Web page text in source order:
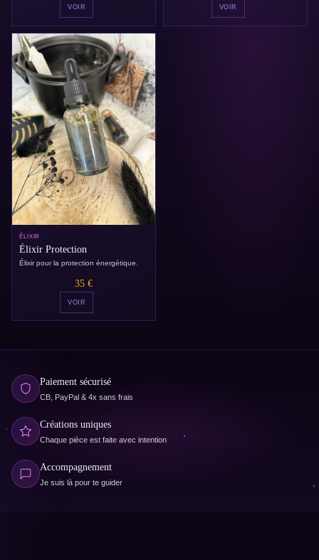
VOIR VOIR
ÉLIXIR
Élixir Protection
Élixir pour la protection énergétique.
35 €
VOIR
Paiement sécurisé
CB, PayPal & 4x sans frais
Créations uniques
Chaque pièce est faite avec intention
Accompagnement
Je suis là pour te guider